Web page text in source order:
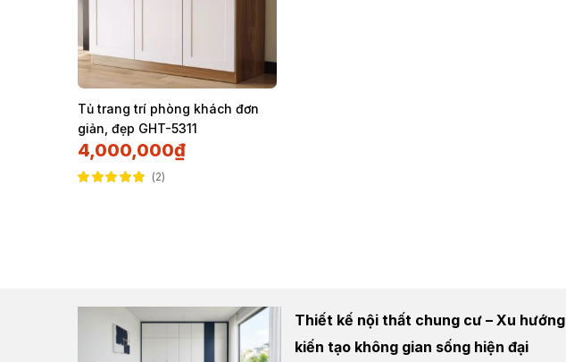
Tủ trang trí phòng khách đơn
giản, đẹp GHT-5311
4,000,000₫
2
Thiết kế nội thất chung cư – Xu hướng
kiến tạo không gian sống hiện đại